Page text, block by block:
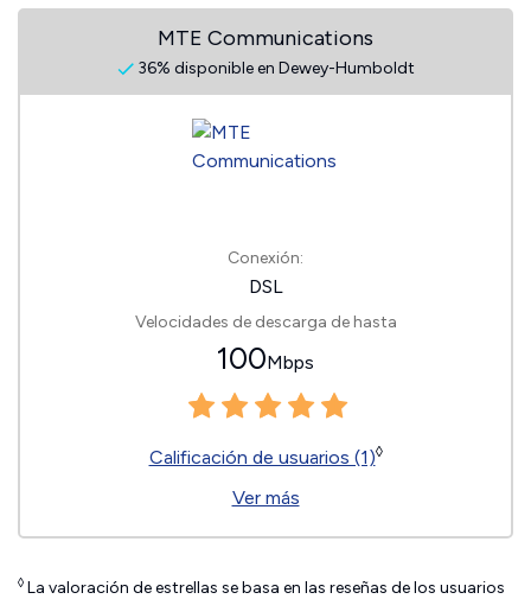
MTE Communications
36% disponible en Dewey-Humboldt
Conexión:
DSL
Velocidades de descarga de hasta
100Mbps
Calificación de usuarios (1)◊
Ver más
◊ La valoración de estrellas se basa en las reseñas de los usuarios